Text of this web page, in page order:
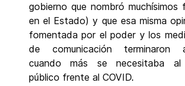
gobierno que nombró muchísimos
en el Estado) y que esa misma
fomentada por el poder y los
de comunicación terminaron
cuando más se necesitaba al
público frente al COVID.